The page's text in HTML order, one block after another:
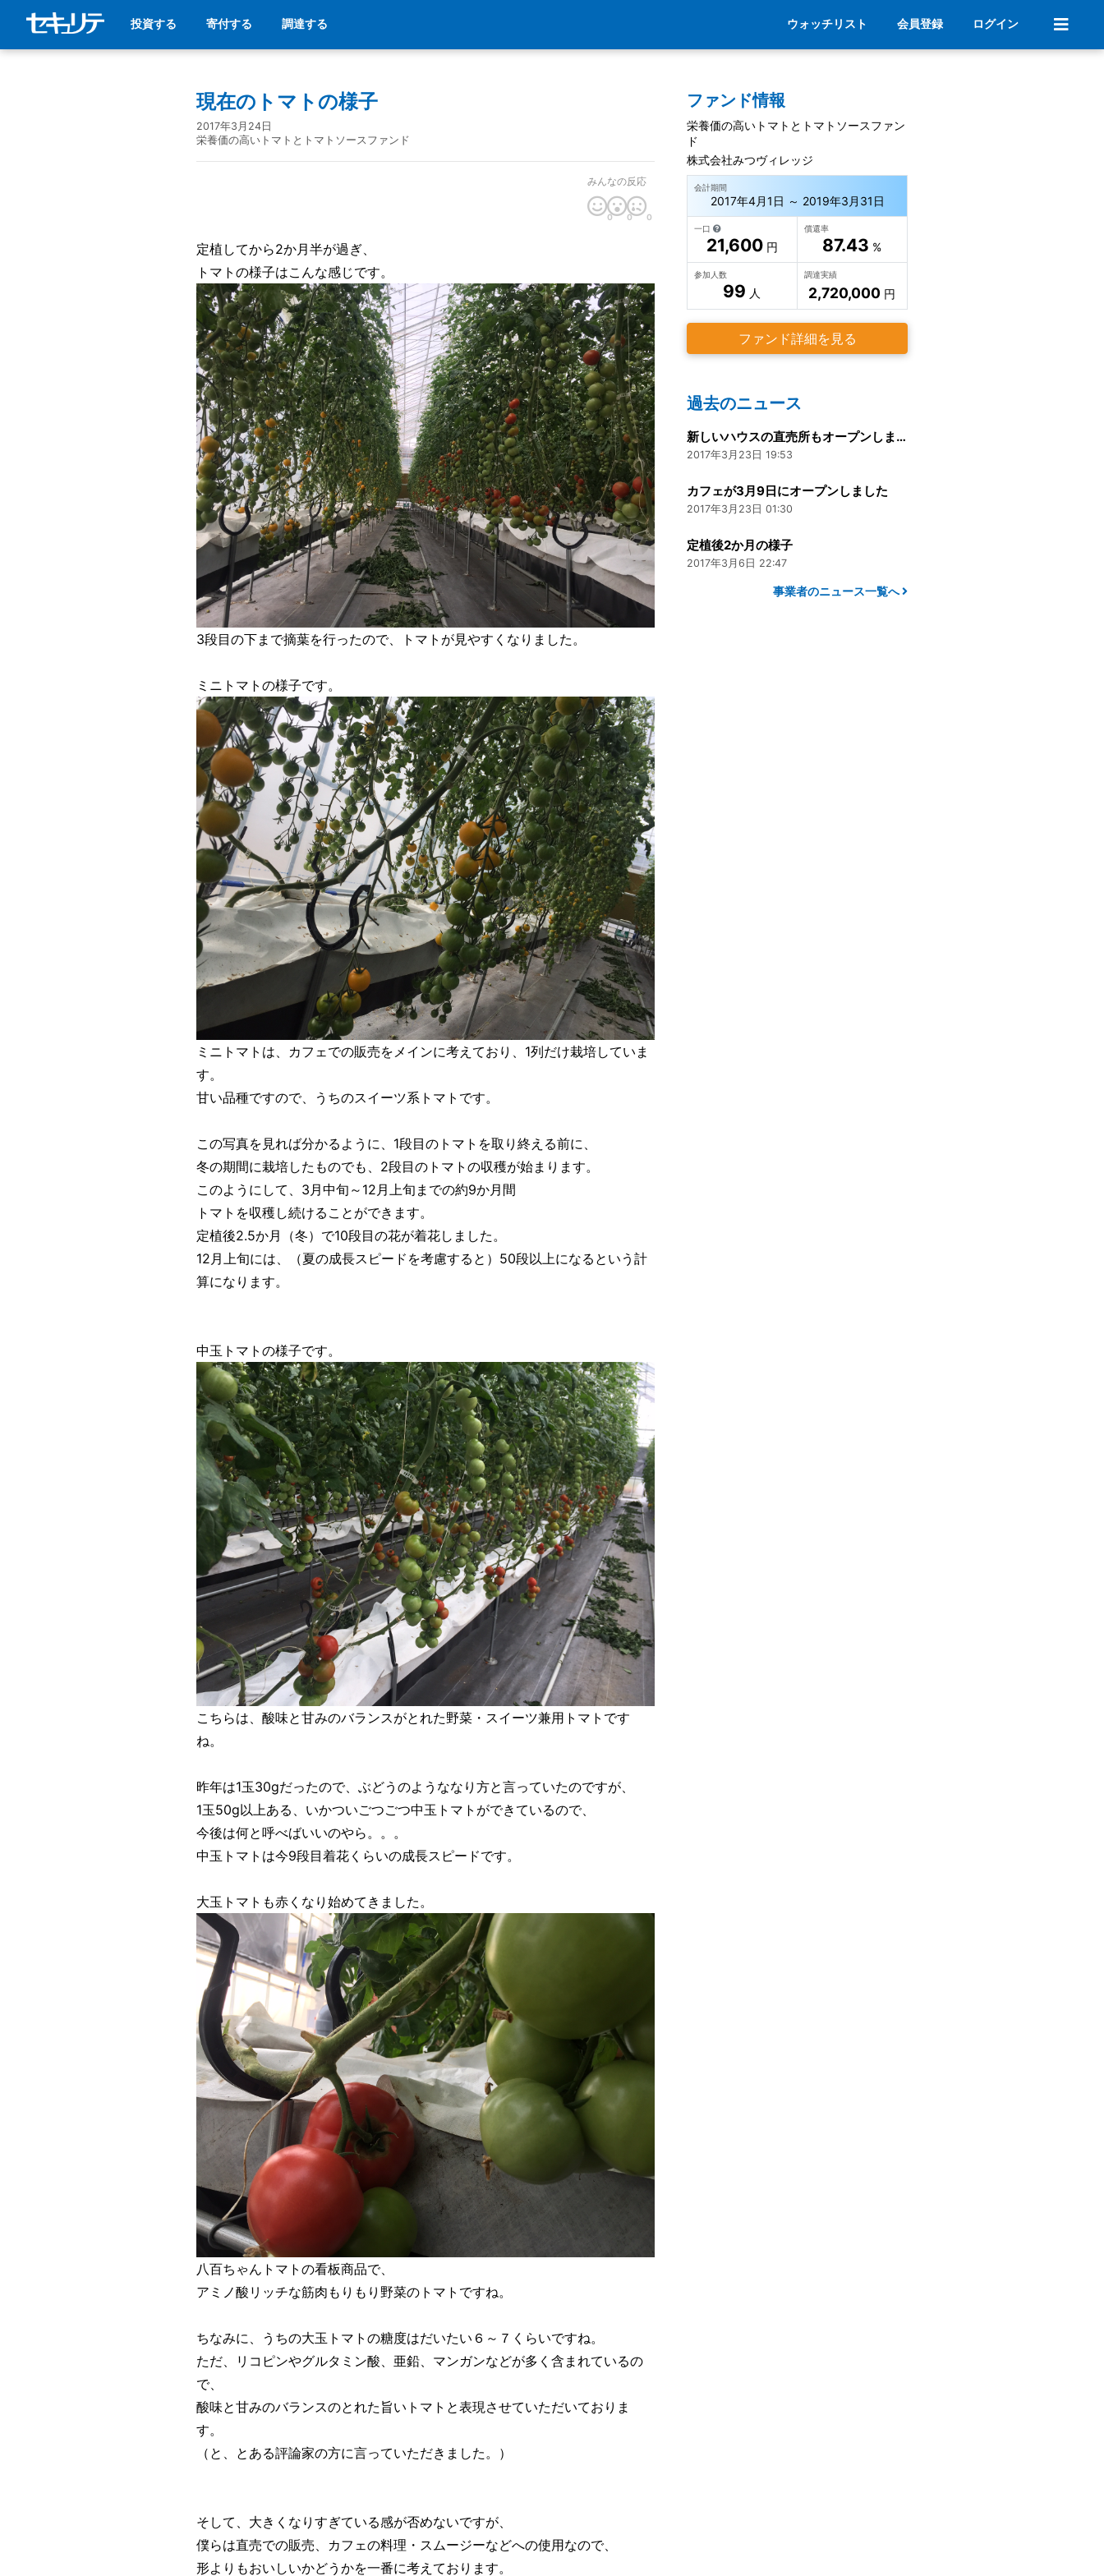
投資する 寄付する 調達する ウォッチリスト 会員登録 ログイン
現在のトマトの様子
2017年3月24日
栄養価の高いトマトとトマトソースファンド
みんなの反応
0 0 0
定植してから2か月半が過ぎ、
トマトの様子はこんな感じです。
3段目の下まで摘葉を行ったので、トマトが見やすくなりました。
ミニトマトの様子です。
ミニトマトは、カフェでの販売をメインに考えており、1列だけ栽培していま
す。
甘い品種ですので、うちのスイーツ系トマトです。
この写真を見れば分かるように、1段目のトマトを取り終える前に、
冬の期間に栽培したものでも、2段目のトマトの収穫が始まります。
このようにして、3月中旬～12月上旬までの約9か月間
トマトを収穫し続けることができます。
定植後2.5か月（冬）で10段目の花が着花しました。
12月上旬には、（夏の成長スピードを考慮すると）50段以上になるという計
算になります。
中玉トマトの様子です。
こちらは、酸味と甘みのバランスがとれた野菜・スイーツ兼用トマトです
ね。
昨年は1玉30gだったので、ぶどうのようななり方と言っていたのですが、
1玉50g以上ある、いかついごつごつ中玉トマトができているので、
今後は何と呼べばいいのやら。。。​
中玉トマトは今9段目着花くらいの成長スピードです。
大玉トマトも赤くなり始めてきました。
八百ちゃんトマトの看板商品で、
アミノ酸リッチな筋肉もりもり野菜のトマトですね。
ちなみに、うちの大玉トマトの糖度はだいたい６～７くらいですね。
ただ、リコピンやグルタミン酸、亜鉛、マンガンなどが多く含まれているの
で、
酸味と甘みのバランスのとれた旨いトマトと表現させていただいておりま
す。
（と、とある評論家の方に言っていただきました。）
そして、大きくなりすぎている感が否めないですが、
僕らは直売での販売、カフェの料理・スムージーなどへの使用なので、
形よりもおいしいかどうかを一番に考えております。
ファンド情報
栄養価の高いトマトとトマトソースファン
ド
株式会社みつヴィレッジ
会計期間
2017年4月1日 ～ 2019年3月31日
一口
21,600円
償還率
87.43 %
参加人数
99 人
調達実績
2,720,000 円
ファンド詳細を見る
過去のニュース
新しいハウスの直売所もオープンしました
2017年3月23日 19:53
カフェが3月9日にオープンしました
2017年3月23日 01:30
定植後2か月の様子
2017年3月6日 22:47
事業者のニュース一覧へ